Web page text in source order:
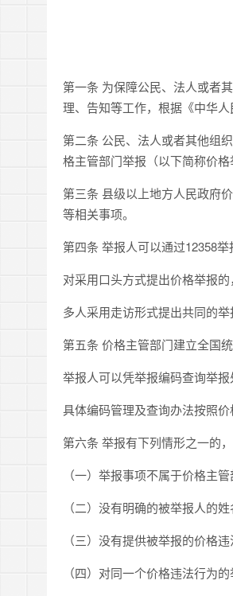
第一条 为保障公民、法人或者
理、告知等工作，根据《中华
第二条 公民、法人或者其他组
格主管部门举报（以下简称价
第三条 县级以上地方人民政府
等相关事项。
第四条 举报人可以通过12358
对采用口头方式提出价格举报的
多人采用走访形式提出共同的举
第五条 价格主管部门建立全国
举报人可以凭举报编码查询举报
具体编码管理及查询办法按照价
第六条 举报有下列情形之一的
（一）举报事项不属于价格主管
（二）没有明确的被举报人的
（三）没有提供被举报的价格
（四）对同一个价格违法行为